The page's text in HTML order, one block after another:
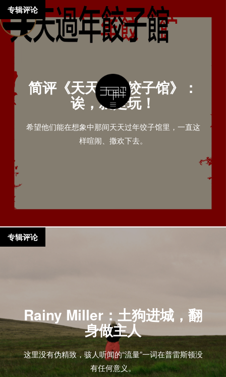
简评《天天过年饺子馆》：
诶，就是玩！
希望他们能在想象中那间天天过年饺子馆里，一直这
样喧闹、撒欢下去。
专辑评论
Rainy Miller：土狗进城，翻
身做主人
这里没有伪精致，骇人听闻的“流量”一词在普雷斯顿没
有任何意义。
专辑评论